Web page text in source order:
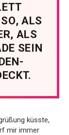
ALS
ALS
SEIN
küsste,
mir immer